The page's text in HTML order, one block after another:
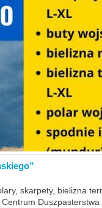
skarpety, bielizna
Duszpasterstwa